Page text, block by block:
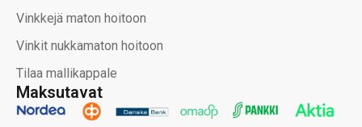
Maksutavat
Vinkkejä maton hoitoon
Vinkit nukkamaton hoitoon
Tilaa mallikappale